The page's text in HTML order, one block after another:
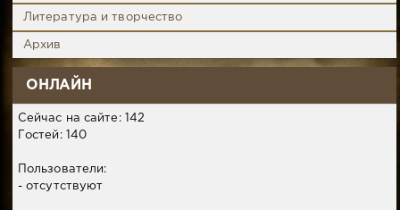
Литература и творчество
Архив
ОНЛАЙН
Сейчас на сайте: 142
Гостей: 140
Пользователи:
- отсутствуют